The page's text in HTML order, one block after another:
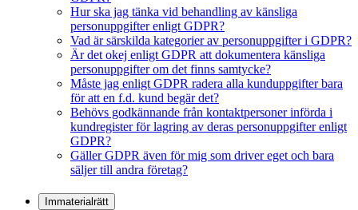
Hur ska jag tänka vid behandling av känsliga
personuppgifter enligt GDPR?
Vad är särskilda kategorier av personuppgifter i GDPR?
Är det okej enligt GDPR att dokumentera känsliga
personuppgifter om det finns samtycke?
Måste jag enligt GDPR radera alla kunduppgifter bara
för att en f.d. kund begär det?
Behövs godkännande från kontaktpersoner införda i
kundregister för lagring av deras personuppgifter enligt
GDPR?
Gäller GDPR även för mig som driver eget och bara
säljer till andra företag?
Immaterialrätt